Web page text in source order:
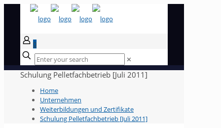
0
✕
Schulung Pelletfachbetrieb [Juli 2011]
Home
Unternehmen
Weiterbildungen und Zertifikate
Schulung Pelletfachbetrieb [Juli 2011]